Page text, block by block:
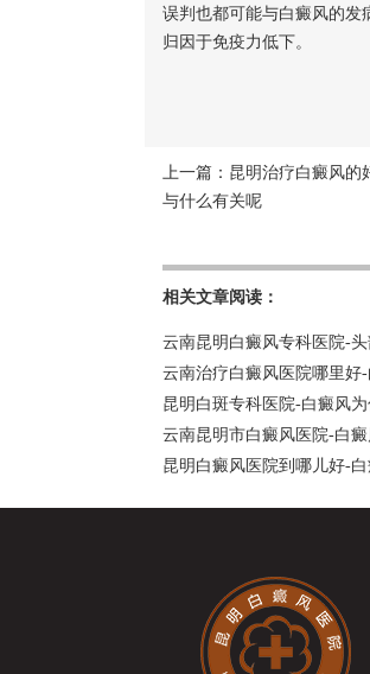
误判也都可能与白癜风的发
归因于免疫力低下。
上一篇： 昆明治疗白癜风的
与什么有关呢
相关文章阅读：
云南昆明白癜风专科医院-
云南治疗白癜风医院哪里好
昆明白斑专科医院-白癜风
云南昆明市白癜风医院-白
昆明白癜风医院到哪儿好-